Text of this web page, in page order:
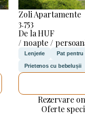
Zoli Apartamente
3.753
De la HUF
/ noapte /
Lenjerie Pat
Prietenos cu bebelușii
Rezervare
Oferte